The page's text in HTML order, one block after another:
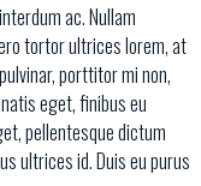
ac. Nullam
tortor ultrices lorem, at
porttitor mi non,
eget, finibus eu
pellentesque dictum
ultrices id. Duis eu purus